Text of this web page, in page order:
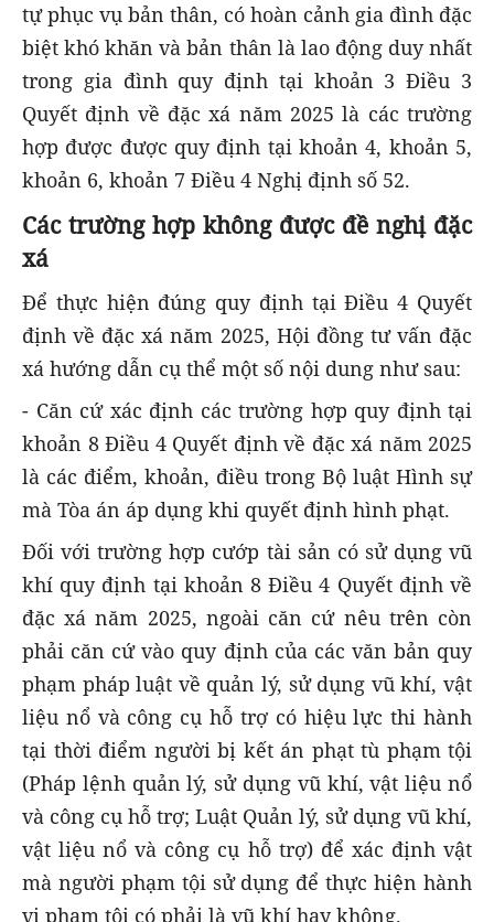
tự phục vụ bản thân, có hoàn cảnh gia đình đặc
biệt khó khăn và bản thân là lao động duy nhất
trong gia đình quy định tại khoản 3 Điều 3
Quyết định về đặc xá năm 2025 là các trường
hợp được được quy định tại khoản 4, khoản 5,
khoản 6, khoản 7 Điều 4 Nghị định số 52.
Các trường hợp không được đề nghị đặc
xá
Để thực hiện đúng quy định tại Điều 4 Quyết
định về đặc xá năm 2025, Hội đồng tư vấn đặc
xá hướng dẫn cụ thể một số nội dung như sau:
- Căn cứ xác định các trường hợp quy định tại
khoản 8 Điều 4 Quyết định về đặc xá năm 2025
là các điểm, khoản, điều trong Bộ luật Hình sự
mà Tòa án áp dụng khi quyết định hình phạt.
Đối với trường hợp cướp tài sản có sử dụng vũ
khí quy định tại khoản 8 Điều 4 Quyết định về
đặc xá năm 2025, ngoài căn cứ nêu trên còn
phải căn cứ vào quy định của các văn bản quy
phạm pháp luật về quản lý, sử dụng vũ khí, vật
liệu nổ và công cụ hỗ trợ có hiệu lực thi hành
tại thời điểm người bị kết án phạt tù phạm tội
(Pháp lệnh quản lý, sử dụng vũ khí, vật liệu nổ
và công cụ hỗ trợ; Luật Quản lý, sử dụng vũ khí,
vật liệu nổ và công cụ hỗ trợ) để xác định vật
mà người phạm tội sử dụng để thực hiện hành
vi phạm tội có phải là vũ khí hay không.